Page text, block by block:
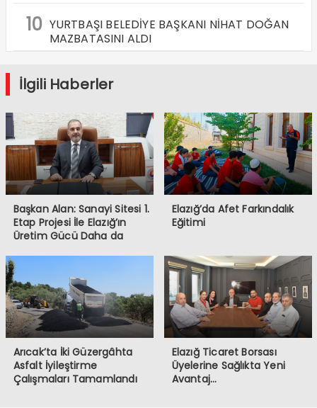
10 YURTBAŞI BELEDİYE BAŞKANI NİHAT DOĞAN
MAZBATASINI ALDI
İlgili Haberler
Başkan Alan: Sanayi Sitesi 1.
Etap Projesi İle Elazığ’ın
Üretim Gücü Daha da
Elazığ’da Afet Farkındalık
Eğitimi
Arıcak’ta İki Güzergâhta
Asfalt İyileştirme
Çalışmaları Tamamlandı
Elazığ Ticaret Borsası
Üyelerine Sağlıkta Yeni
Avantaj…